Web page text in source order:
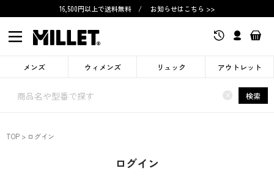
16,500円以上で送料無料 / お知らせはこちら >>
メンズ ウィメンズ リュック アウトレット
× 検索
TOP ログイン
ログイン